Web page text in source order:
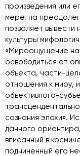
произведения или
мере, на
позволяет вывести
культуры
«Мироощущение
освободиться от
объекта, части-
отношения к миру,
объективного-
сознания эпохи».
данного
вписанный в
подчиненный его